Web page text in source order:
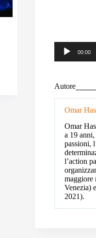
Audio
Player
00:00
Autore
Omar
Omar
a 19
passioni,
l’action
maggiore
Venezia)
2021).